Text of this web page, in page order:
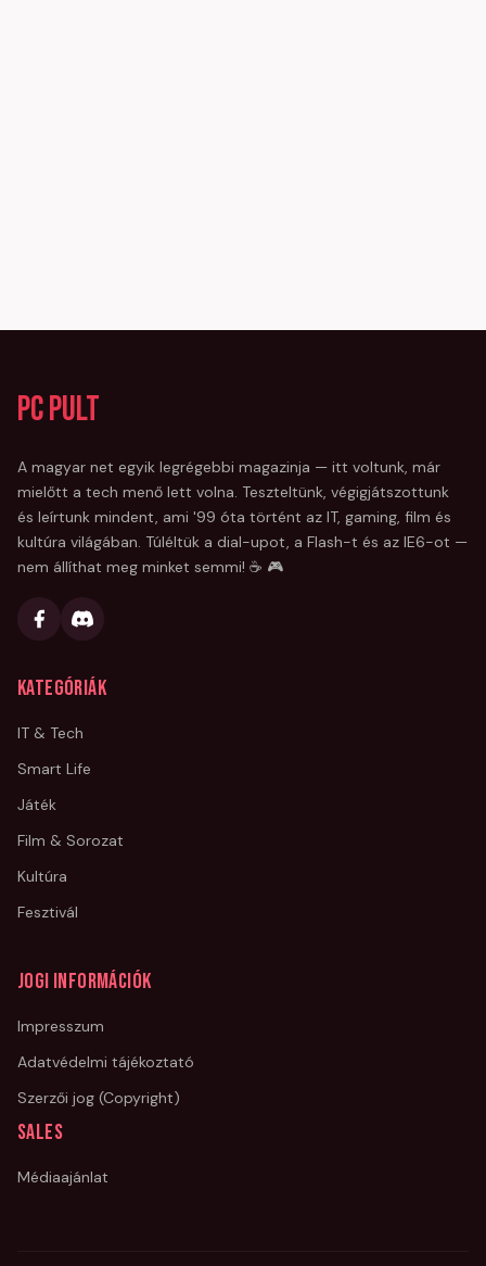
PC Pult
A magyar net egyik legrégebbi magazinja — itt voltunk, már
mielőtt a tech menő lett volna. Teszteltünk, végigjátszottunk
és leírtunk mindent, ami '99 óta történt az IT, gaming, film és
kultúra világában. Túléltük a dial-upot, a Flash-t és az IE6-ot —
nem állíthat meg minket semmi! ☕ 🎮
Kategóriák
IT & Tech
Smart Life
Játék
Film & Sorozat
Kultúra
Fesztivál
Jogi információk
Impresszum
Adatvédelmi tájékoztató
Szerzői jog (Copyright)
Sales
Médiaajánlat